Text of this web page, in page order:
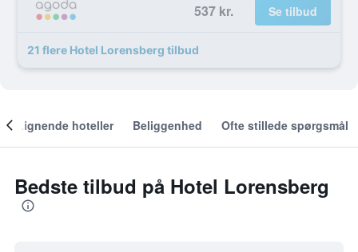
537 kr. Se tilbud
21 flere Hotel Lorensberg tilbud
Lignende hoteller Beliggenhed Ofte stillede spørgsmål
Bedste tilbud på Hotel Lorensberg